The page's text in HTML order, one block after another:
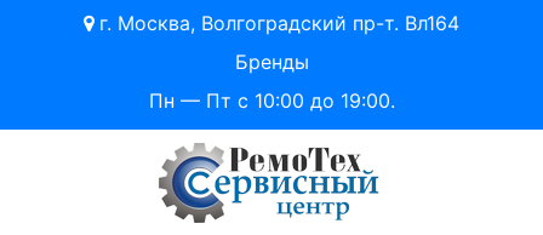
г. Москва, Волгоградский пр-т. Вл164
Бренды
Пн — Пт с 10:00 до 19:00.